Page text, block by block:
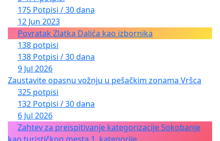
175 Potpisi / 30 dana
12 Jun 2023
Povratak Zlatka Dalića kao izbornika
138 potpisi
138 Potpisi / 30 dana
9 Jul 2026
Zaustavite opasnu vožnju u pešačkim zonama Vršca
325 potpisi
132 Potpisi / 30 dana
6 Jul 2026
Zahtev za preispitivanje kategorizacije Sokobanje